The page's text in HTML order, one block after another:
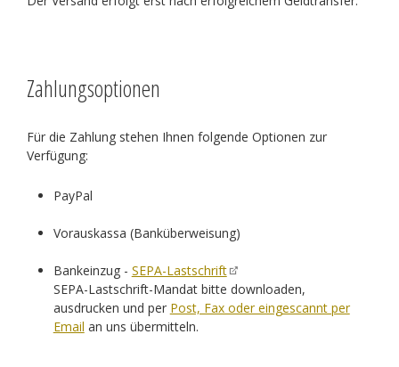
Zahlungsoptionen
Für die Zahlung stehen Ihnen folgende Optionen zur
Verfügung:
PayPal
Vorauskassa (Banküberweisung)
Bankeinzug - SEPA-Lastschrift
SEPA-Lastschrift-Mandat bitte downloaden,
ausdrucken und per Post, Fax oder eingescannt per
Email an uns übermitteln.